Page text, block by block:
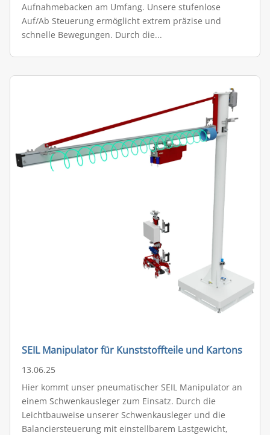
Aufnahmebacken am Umfang. Unsere stufenlose
Auf/Ab Steuerung ermöglicht extrem präzise und
schnelle Bewegungen. Durch die...
SEIL Manipulator für Kunststoffteile und Kartons
13.06.25
Hier kommt unser pneumatischer SEIL Manipulator an
einem Schwenkausleger zum Einsatz. Durch die
Leichtbauweise unserer Schwenkausleger und die
Balanciersteuerung mit einstellbarem Lastgewicht,